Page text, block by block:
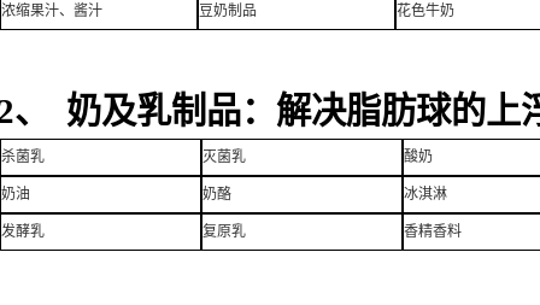
浓缩果汁、酱汁 豆奶制品 花色牛奶
、 奶及乳制品：解决脂肪球的上
杀菌乳 灭菌乳 酸奶
奶油 奶酪 冰淇淋
发酵乳 复原乳 香精香料